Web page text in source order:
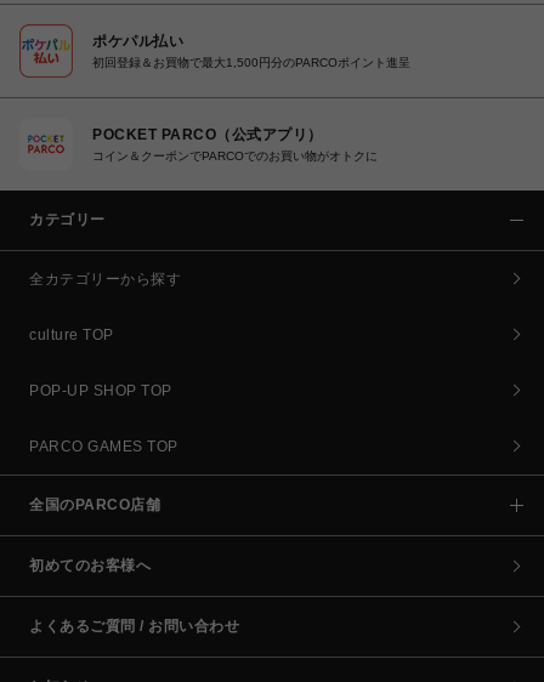
ポケパル払い
初回登録＆お買物で最大1,500円分のPARCOポイント進呈
POCKET PARCO（公式アプリ）
コイン＆クーポンでPARCOでのお買い物がオトクに
カテゴリー
全カテゴリーから探す
culture TOP
POP-UP SHOP TOP
PARCO GAMES TOP
全国のPARCO店舗
初めてのお客様へ
よくあるご質問 / お問い合わせ